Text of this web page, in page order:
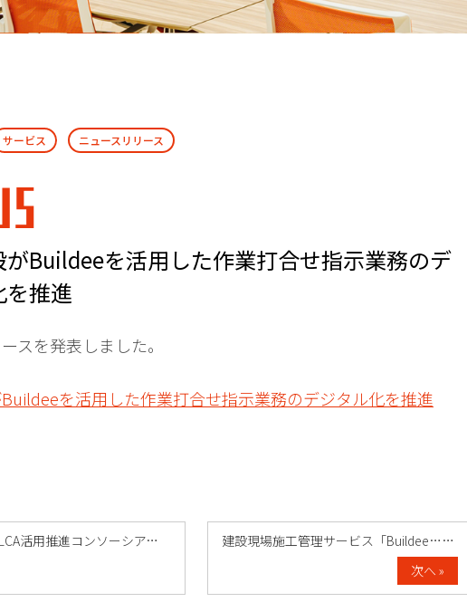
サービス ニュースリリース
がBuildeeを活用した作業打合せ指示業務のデ
推進
スを発表しました。
を活用した作業打合せ指示業務のデジタル化を推進
リバスタ、LCA活用推進コンソーシアム加……
建設現場施工管理サービス「Buildee……
次へ »